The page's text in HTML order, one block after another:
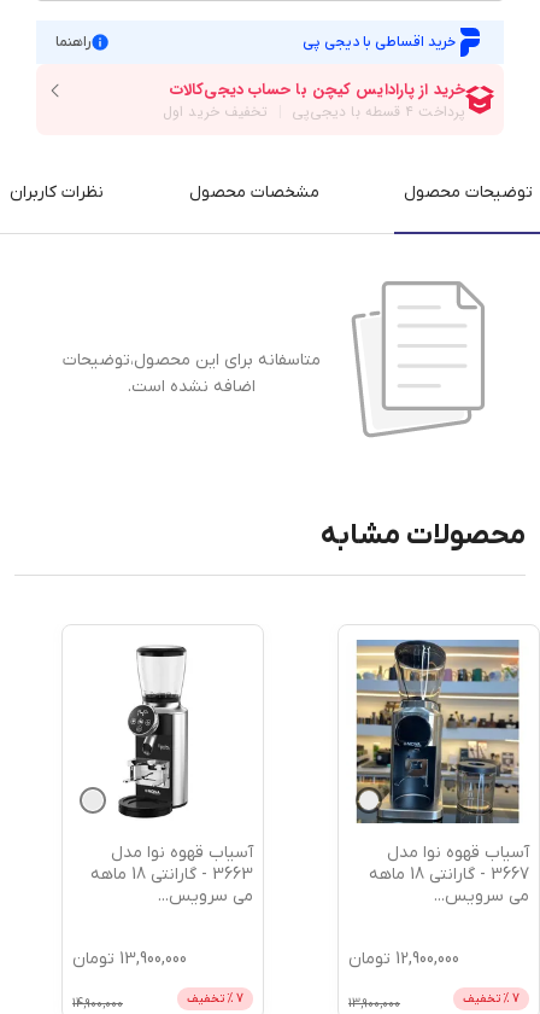
خرید اقساطی با دیجی پی راهنما
توضیحات محصول مشخصات محصول نظرات کاربران
متاسفانه برای این محصول،توضیحات
اضافه نشده است.
محصولات مشابه
آسیاب قهوه نوا مدل
3667 - گارانتی 18 ماهه
می سرویس...
12,900,000 تومان
7 % تخفیف 13,900,000
آسیاب قهوه نوا مدل
3663 - گارانتی 18 ماهه
می سرویس...
13,900,000 تومان
7 % تخفیف 14,900,000